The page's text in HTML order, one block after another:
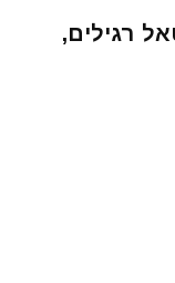
פי 50 מלהבי בי-מטאל רגילים,